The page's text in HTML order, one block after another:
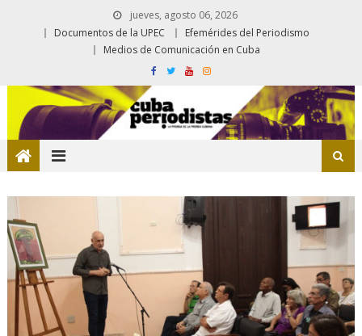
jueves, agosto 06, 2026
Documentos de la UPEC
Efemérides del Periodismo
Medios de Comunicación en Cuba